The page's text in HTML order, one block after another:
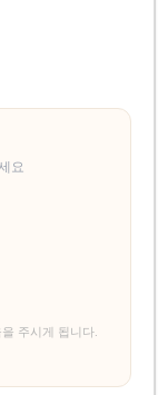
요
주시게 됩니다.